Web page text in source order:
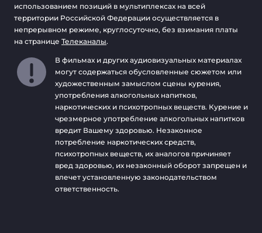
использованием позиций в мультиплексах на всей
территории Российской Федерации осуществляется в
непрерывном режиме, круглосуточно, без взимания платы
на странице Телеканалы.
В фильмах и других аудиовизуальных материалах
могут содержаться обусловленные сюжетом или
художественным замыслом сцены курения,
употребления алкогольных напитков,
наркотических и психотропных веществ. Курение и
чрезмерное употребление алкогольных напитков
вредит Вашему здоровью. Незаконное
потребление наркотических средств,
психотропных веществ, их аналогов причиняет
вред здоровью, их незаконный оборот запрещен и
влечет установленную законодательством
ответственность.